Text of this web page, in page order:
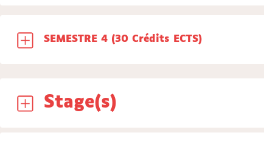
SEMESTRE 4 (30 Crédits ECTS)
Stage(s)